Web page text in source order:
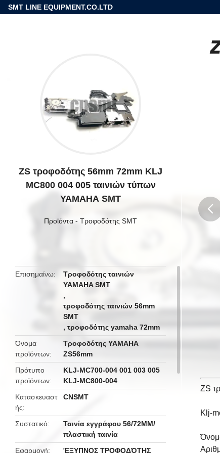
SMT LINE EQUIPMENT.CO.LTD
ZS τροφοδότης 56mm 72mm KLJ
MC800 004 005 ταινιών τύπων
YAMAHA SMT
Προϊόντα - Τροφοδότης SMT
Επισημαίνω
Τροφοδότης ταινιών
YAMAHA SMT
,
τροφοδότης ταινιών 56mm
SMT
,τροφοδότης yamaha 72mm
Όνομα
προϊόντων
Τροφοδότης YAMAHA
ZS56mm
Πρότυπο
προϊόντων
KLJ-MC700-004 001 003 005
KLJ-MC800-004
Κατασκευαστ
ής
CNSMT
Συστατικό
Ταινία εγγράφου 56/72MM/
πλαστική ταινία
Εφαρμογή
ΈΞΥΠΝΟΣ ΤΡΟΦΟΔΌΤΗΣ
ZS
Klj-